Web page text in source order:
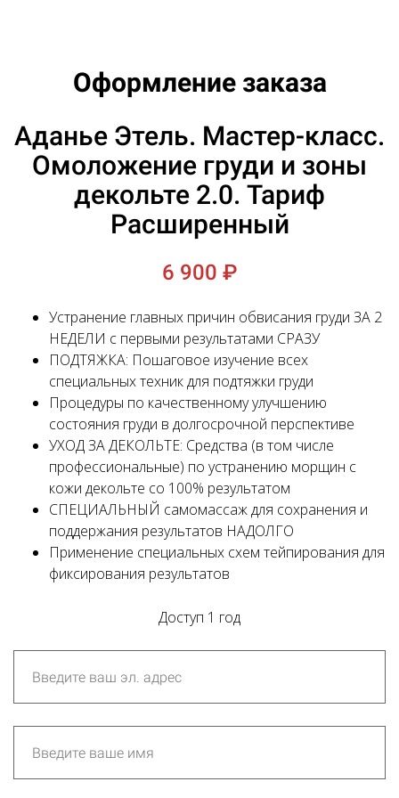
Оформление заказа
Аданье Этель. Мастер-класс.
Омоложение груди и зоны
декольте 2.0. Тариф
Расширенный
6 900 ₽
Устранение главных причин обвисания груди ЗА 2
НЕДЕЛИ с первыми результатами СРАЗУ
ПОДТЯЖКА: Пошаговое изучение всех
специальных техник для подтяжки груди
Процедуры по качественному улучшению
состояния груди в долгосрочной перспективе
УХОД ЗА ДЕКОЛЬТЕ: Средства (в том числе
профессиональные) по устранению морщин с
кожи декольте со 100% результатом
СПЕЦИАЛЬНЫЙ самомассаж для сохранения и
поддержания результатов НАДОЛГО
Применение специальных схем тейпирования для
фиксирования результатов
Доступ 1 год